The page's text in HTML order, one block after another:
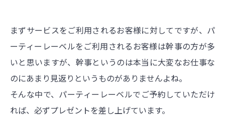
まずサービスをご利用されるお客様に対してですが、パ
ーティーレーベルをご利用されるお客様は幹事の方が多
いと思いますが、幹事というのは本当に大変なお仕事な
のにあまり見返りというものがありませんよね。
そんな中で、パーティーレーベルでご予約していただけ
れば、必ずプレゼントを差し上げています。